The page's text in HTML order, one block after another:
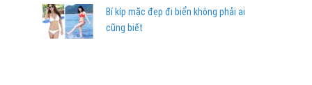
Bí kíp mặc đẹp đi biển không phải ai
cũng biết